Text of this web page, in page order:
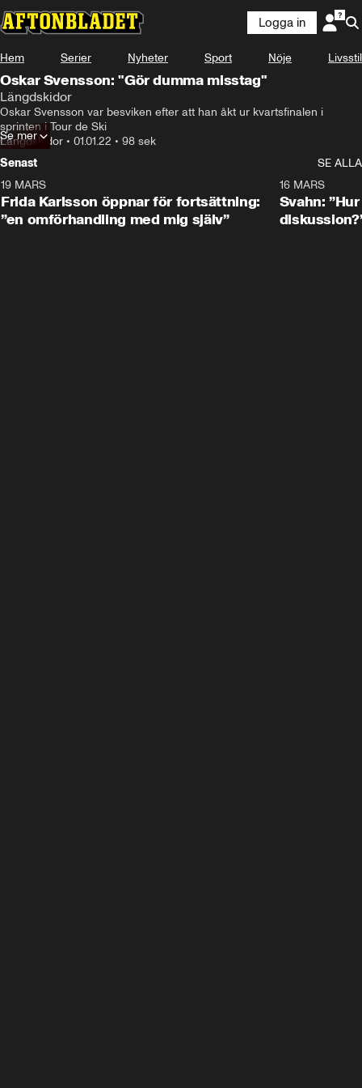
Logga in
Hem Serier Nyheter Sport Nöje Livsstil
Oskar Svensson: "Gör dumma misstag"
Längdskidor
Oskar Svensson var besviken efter att han åkt ur kvartsfinalen i
sprinten i Tour de Ski
Längdskidor • 01.01.22 • 98 sek
Se mer
Senast
SE ALLA
19 MARS
Frida Karlsson öppnar för fortsättning:
”en omförhandling med mig själv”
16 MARS
Svahn: